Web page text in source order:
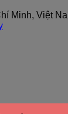
Minh, Việt